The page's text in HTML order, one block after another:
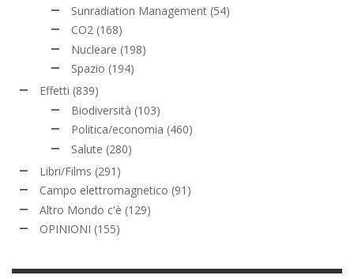
Sunradiation Management (54)
CO2 (168)
Nucleare (198)
Spazio (194)
Effetti (839)
Biodiversità (103)
Politica/economia (460)
Salute (280)
Libri/Films (291)
Campo elettromagnetico (91)
Altro Mondo c'è (129)
OPINIONI (155)